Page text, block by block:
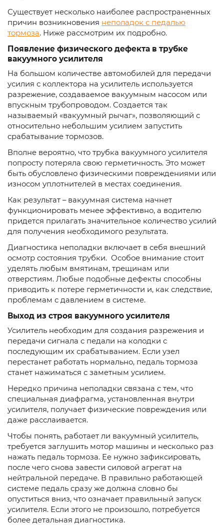
Существует несколько наиболее распространенных
причин возникновения неполадок с педалью
тормоза. Ниже рассмотрим их подробно.
Появление физического дефекта в трубке
вакуумного усилителя
На большом количестве автомобилей для передачи
усилия с коллектора на усилитель используется
разрежение, создаваемое вакуумным насосом или
впускным трубопроводом. Создается так
называемый «вакуумный рычаг», позволяющий с
относительно небольшим усилием запустить
срабатывание тормозов.
Вполне вероятно, что трубка вакуумного усилителя
попросту потеряла свою герметичность. Это может
быть обусловлено физическими повреждениями или
износом уплотнителей в местах соединения.
Как результат – вакуумная система начнет
функционировать менее эффективно, а водителю
придется прилагать значительное количество усилий
для получения необходимого результата.
Диагностика неполадки включает в себя внешний
осмотр состояния трубки. Особое внимание стоит
уделять любым вмятинам, трещинам или
отверстиям. Любые подобные дефекты способны
приводить к потере герметичности и, как следствие,
проблемам с давлением в системе.
Выход из строя вакуумного усилителя
Усилитель необходим для создания разрежения и
передачи сигнала с педали на колодки с
последующим их срабатыванием. Если узел
перестанет работать нормально, педаль тормоза
станет нажиматься с заметным усилием.
Нередко причина неполадки связана с тем, что
специальная диафрагма, установленная внутри
усилителя, получает физические повреждения или
даже расслаивается.
Чтобы понять, работает ли вакуумный усилитель,
требуется заглушить мотор машины и несколько раз
нажать педаль тормоза. Ее нужно зафиксировать,
после чего снова завести силовой агрегат на
нейтральной передаче. В правильно работающей
системе педаль сразу же должна словно бы
опуститься вниз, что означает правильный запуск
усилителя. Если этого не произошло, потребуется
более детальная диагностика.